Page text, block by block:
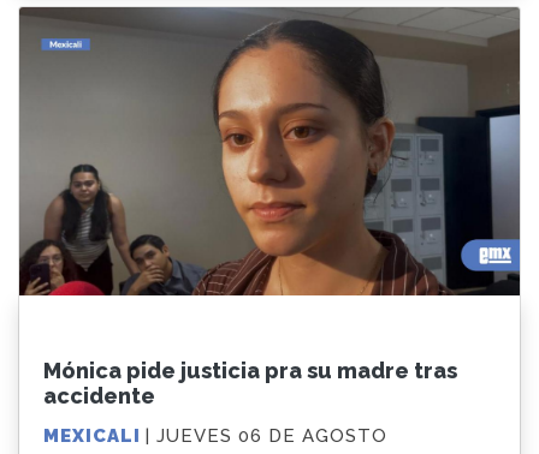
Mónica pide justicia pra su madre tras
accidente
MEXICALI | JUEVES 06 DE AGOSTO